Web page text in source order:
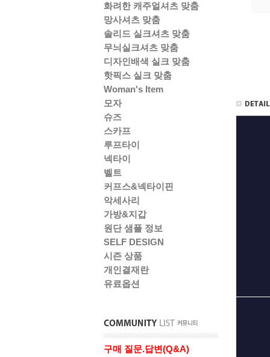
화려한 캐주얼셔츠 맞춤
망사셔츠 맞춤
솔리드 실크셔츠 맞춤
무늬실크셔츠 맞춤
디자인배색 실크 맞춤
핫픽스 실크 맞춤
Woman's Item
모자
슈즈
스카프
루프타이
넥타이
벨트
커프스&넥타이핀
악세사리
가방&지갑
원단 샘플 정보
SELF DESIGN
시즌 상품
개인결재란
유료옵션
구매 질문.답변(Q&A)